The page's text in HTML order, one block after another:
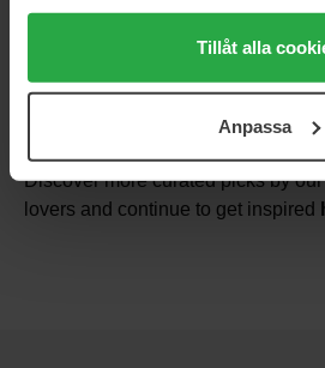
Genom att trycka på "Tillåt alla
alla cookies, medan du under
användningen av cookies. Du kan
samt vår Integritetspolicy.
Tillåt alla
Anpassa
Discover more curated picks by
lovers and continue to get inspired